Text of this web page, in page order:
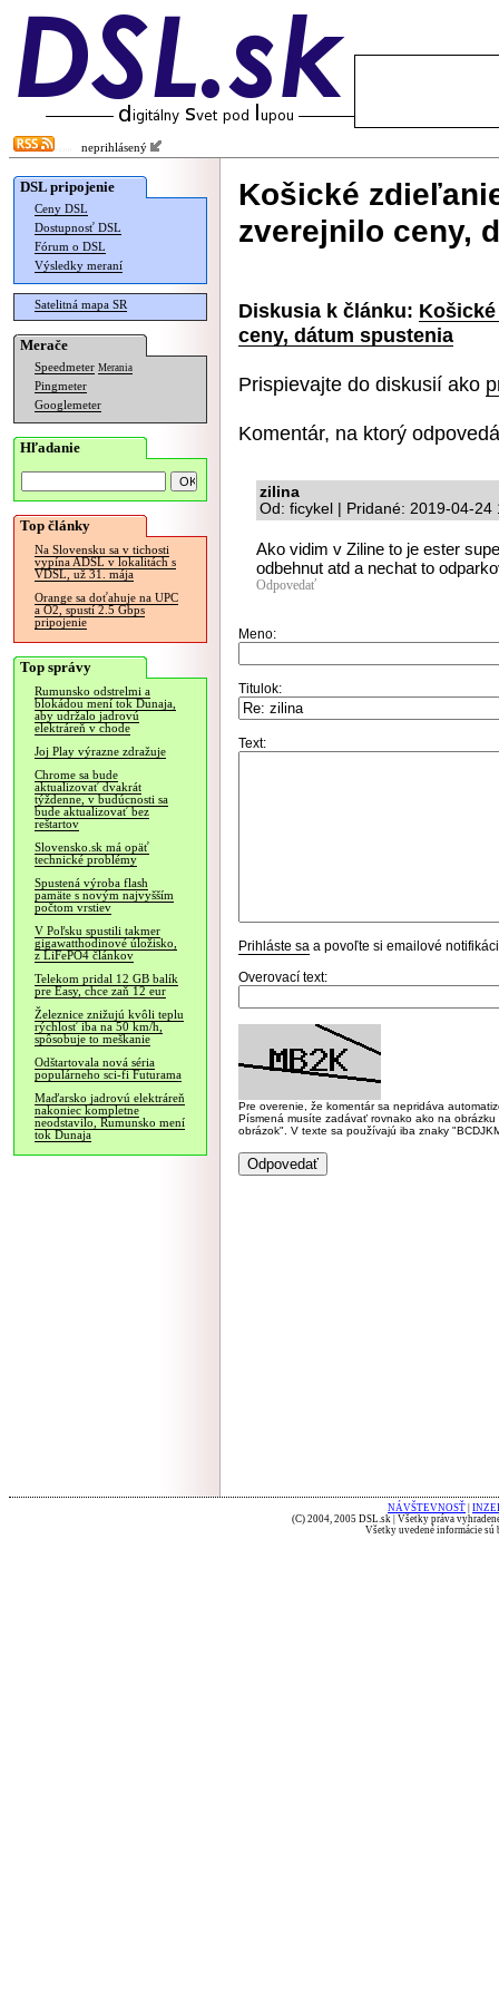
neprihlásený
DSL pripojenie
Ceny DSL
Dostupnosť DSL
Fórum o DSL
Výsledky meraní
Satelitná mapa SR
Merače
Speedmeter Merania
Pingmeter
Googlemeter
Hľadanie
Top články
Na Slovensku sa v tichosti
vypína ADSL v lokalitách s
VDSL, už 31. mája
Orange sa doťahuje na UPC
a O2, spustí 2.5 Gbps
pripojenie
Top správy
Rumunsko odstrelmi a
blokádou mení tok Dunaja,
aby udržalo jadrovú
elektráreň v chode
Joj Play výrazne zdražuje
Chrome sa bude
aktualizovať dvakrát
týždenne, v budúcnosti sa
bude aktualizovať bez
reštartov
Slovensko.sk má opäť
technické problémy
Spustená výroba flash
pamäte s novým najvyšším
počtom vrstiev
V Poľsku spustili takmer
gigawatthodinové úložisko,
z LiFePO4 článkov
Telekom pridal 12 GB balík
pre Easy, chce zaň 12 eur
Železnice znižujú kvôli teplu
rýchlosť iba na 50 km/h,
spôsobuje to meškanie
Odštartovala nová séria
populárneho sci-fi Futurama
Maďarsko jadrovú elektráreň
nakoniec kompletne
neodstavilo, Rumunsko mení
tok Dunaja
Košické
zverejnilo ceny,
Diskusia k článku:
ceny, dátum spustenia
Prispievajte do diskusií ako
Komentár, na ktorý
zilina
Od: ficykel | Pridané: 2019-04-24
Ako vidim v Ziline to je ester
odbehnut atd a nechat to
Odpovedať
Meno:
Titulok:
Text:
Prihláste sa a povoľte si emailové
Overovací text:
Pre overenie, že komentár sa nepridáva
Písmená musíte zadávať rovnako ako na
obrázok". V texte sa používajú iba znaky
NÁVŠTEVNOSŤ
(C) 2004, 2005 DSL.sk | Všetky práva
Všetky uvedené informácie sú